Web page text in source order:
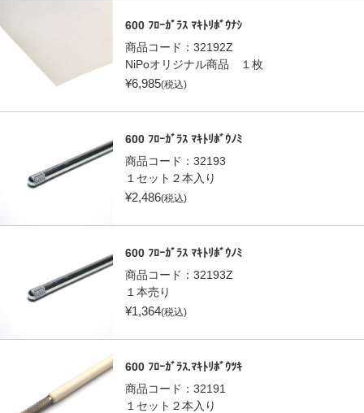
600 ﾌﾛｰｶﾞﾗｽ ﾏｷﾄﾘﾎﾞｳﾅｼ
商品コード： 32192Z
NiPoオリジナル商品 １枚
¥6,985(税込)
600 ﾌﾛｰｶﾞﾗｽ ﾏｷﾄﾘﾎﾞｳﾉﾐ
商品コード： 32193
１セット２本入り
¥2,486(税込)
600 ﾌﾛｰｶﾞﾗｽ ﾏｷﾄﾘﾎﾞｳﾉﾐ
商品コード： 32193Z
１本売り
¥1,364(税込)
600 ﾌﾛｰｶﾞﾗｽ.ﾏｷﾄﾘﾎﾞｳﾂｷ
商品コード： 32191
１セット２本入り